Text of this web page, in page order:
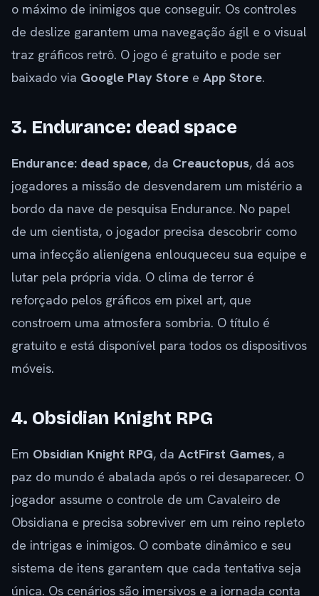
o máximo de inimigos que conseguir. Os controles
de deslize garantem uma navegação ágil e o visual
traz gráficos retrô. O jogo é gratuito e pode ser
baixado via Google Play Store e App Store.
3. Endurance: dead space
Endurance: dead space, da Creauctopus, dá aos
jogadores a missão de desvendarem um mistério a
bordo da nave de pesquisa Endurance. No papel
de um cientista, o jogador precisa descobrir como
uma infecção alienígena enlouqueceu sua equipe e
lutar pela própria vida. O clima de terror é
reforçado pelos gráficos em pixel art, que
constroem uma atmosfera sombria. O título é
gratuito e está disponível para todos os dispositivos
móveis.
4. Obsidian Knight RPG
Em Obsidian Knight RPG, da ActFirst Games, a
paz do mundo é abalada após o rei desaparecer. O
jogador assume o controle de um Cavaleiro de
Obsidiana e precisa sobreviver em um reino repleto
de intrigas e inimigos. O combate dinâmico e seu
sistema de itens garantem que cada tentativa seja
única. Os cenários são imersivos e a jornada conta